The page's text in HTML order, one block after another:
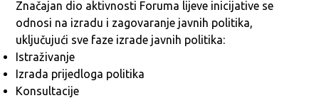
Značajan dio aktivnosti Foruma lijeve inicijative se
odnosi na izradu i zagovaranje javnih politika,
uključujući sve faze izrade javnih politika:
Istraživanje
Izrada prijedloga politika
Konsultacije